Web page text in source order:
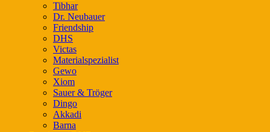
Tibhar
Dr. Neubauer
Friendship
DHS
Victas
Materialspezialist
Gewo
Xiom
Sauer & Tröger
Dingo
Akkadi
Barna